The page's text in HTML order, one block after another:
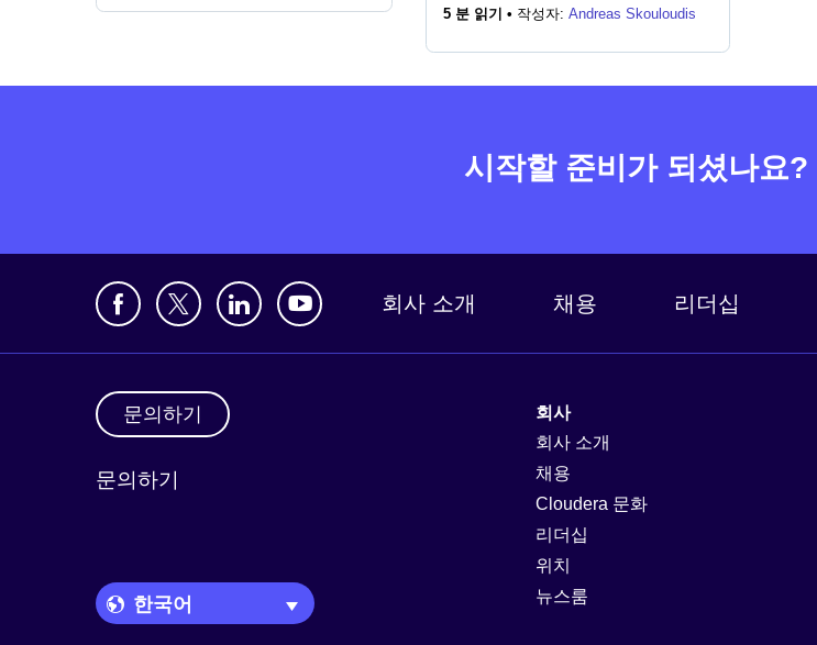
5 분 읽기 • 작성자: Andreas Skouloudis
시작할 준비가 되셨나요?
회사 소개 채용 리더십
문의하기
문의하기
Language Picker
회사
회사 소개
채용
Cloudera 문화
리더십
위치
뉴스룸